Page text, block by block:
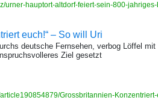
urner-hauptort-altdorf-feiert-sein-800-
euch!“ – So will Uri
deutsche Fernsehen, verbog Löffel
Ziel gesetzt
Grossbritannien-